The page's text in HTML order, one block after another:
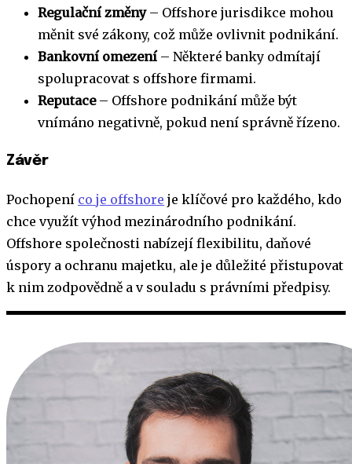
Regulační změny– Offshore jurisdikce mohou
měnit své zákony, což může ovlivnit podnikání.
Bankovní omezení– Některé banky odmítají
spolupracovat s offshore firmami.
Reputace– Offshore podnikání může být
vnímáno negativně, pokud není správně řízeno.
Závěr
Pochopení co je offshore je klíčové pro každého, kdo
chce využít výhod mezinárodního podnikání.
Offshore společnosti nabízejí flexibilitu, daňové
úspory a ochranu majetku, ale je důležité přistupovat
k nim zodpovědně a v souladu s právními předpisy.